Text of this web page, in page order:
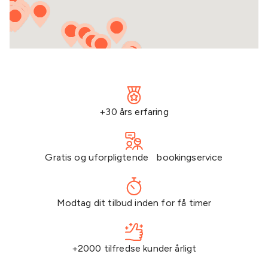
+30 års erfaring
Gratis og uforpligtende bookingservice
Modtag dit tilbud inden for få timer
+2000 tilfredse kunder årligt